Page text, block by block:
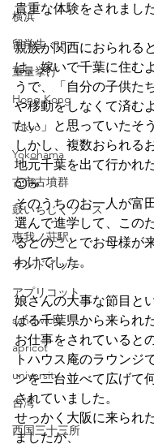
横浜
留学生
重量挙げ
Hong Kong
Tokyo
Yokohama
古市古墳群
鼓いちじくソース
恵我ノ荘駅
サンドイッチ
アプリコット
sandwich
apricot
university
台湾
西国三十三所
貴重な体験をされまし
親族が関西におられる
は、嫁いで千葉に住む
うで、「自分の子供た
や移動をしなくて済む
たい」と思っていたそ
しかし、複数おられる
地元千葉を出て行かれ
😉☕
そのうちのお一人が富
選んで進学して、この
るとのことでお母様が
わけでした。
娘さんの大事な節目と
ばる千葉県から来られ
お仕事をされていると
トハウス庵のラウンジ
ンを二台並べて広げて
されていました。
せっかく大阪に来られ
ましたが、